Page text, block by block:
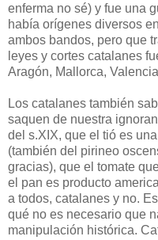
enferma no sé) y fue una
había orígenes diversos
ambos bandos, pero que
leyes y cortes catalanes
Aragón, Mallorca,
Los catalanes también
saquen de nuestra
del s.XIX, que el tió es
(también del pirineo
gracias), que el tomate
el pan es producto
a todos, catalanes y no.
qué no es necesario que
manipulación histórica.